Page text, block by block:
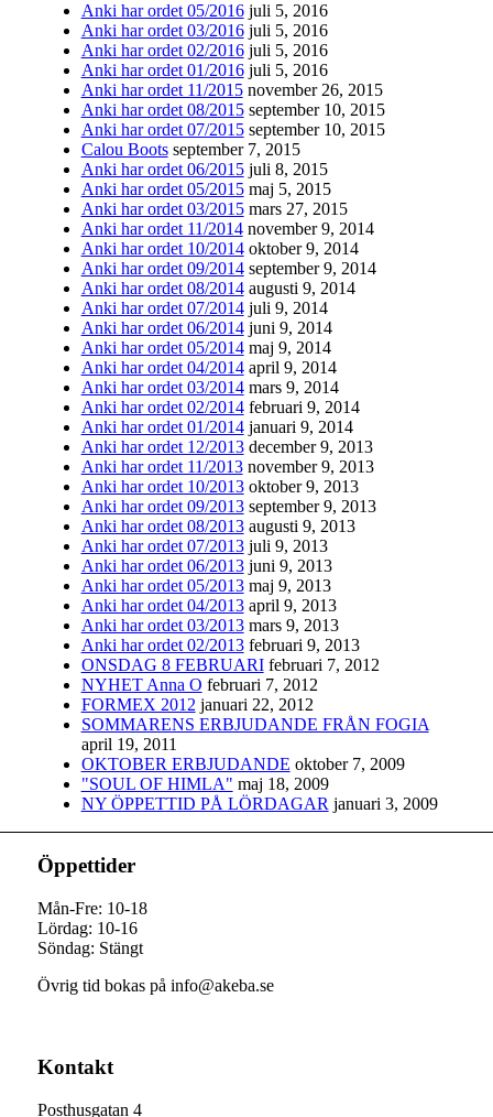
Anki har ordet 05/2016 juli 5, 2016
Anki har ordet 03/2016 juli 5, 2016
Anki har ordet 02/2016 juli 5, 2016
Anki har ordet 01/2016 juli 5, 2016
Anki har ordet 11/2015 november 26, 2015
Anki har ordet 08/2015 september 10, 2015
Anki har ordet 07/2015 september 10, 2015
Calou Boots september 7, 2015
Anki har ordet 06/2015 juli 8, 2015
Anki har ordet 05/2015 maj 5, 2015
Anki har ordet 03/2015 mars 27, 2015
Anki har ordet 11/2014 november 9, 2014
Anki har ordet 10/2014 oktober 9, 2014
Anki har ordet 09/2014 september 9, 2014
Anki har ordet 08/2014 augusti 9, 2014
Anki har ordet 07/2014 juli 9, 2014
Anki har ordet 06/2014 juni 9, 2014
Anki har ordet 05/2014 maj 9, 2014
Anki har ordet 04/2014 april 9, 2014
Anki har ordet 03/2014 mars 9, 2014
Anki har ordet 02/2014 februari 9, 2014
Anki har ordet 01/2014 januari 9, 2014
Anki har ordet 12/2013 december 9, 2013
Anki har ordet 11/2013 november 9, 2013
Anki har ordet 10/2013 oktober 9, 2013
Anki har ordet 09/2013 september 9, 2013
Anki har ordet 08/2013 augusti 9, 2013
Anki har ordet 07/2013 juli 9, 2013
Anki har ordet 06/2013 juni 9, 2013
Anki har ordet 05/2013 maj 9, 2013
Anki har ordet 04/2013 april 9, 2013
Anki har ordet 03/2013 mars 9, 2013
Anki har ordet 02/2013 februari 9, 2013
ONSDAG 8 FEBRUARI februari 7, 2012
NYHET Anna O februari 7, 2012
FORMEX 2012 januari 22, 2012
SOMMARENS ERBJUDANDE FRÅN FOGIA
april 19, 2011
OKTOBER ERBJUDANDE oktober 7, 2009
"SOUL OF HIMLA" maj 18, 2009
NY ÖPPETTID PÅ LÖRDAGAR januari 3, 2009
Öppettider
Mån-Fre: 10-18
Lördag: 10-16
Söndag: Stängt
Övrig tid bokas på info@akeba.se
Kontakt
Posthusgatan 4